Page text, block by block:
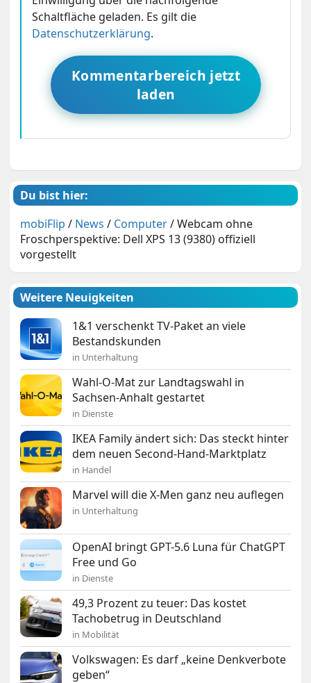
Schaltfläche geladen. Es gilt die
Datenschutzerklärung.
Kommentarbereich jetzt
laden
Du bist hier:
mobiFlip / News / Computer/Webcam ohne
Froschperspektive: Dell XPS 13 (9380) offiziell
vorgestellt
Weitere Neuigkeiten
1&1 verschenkt TV-Paket an viele
Bestandskunden
in Unterhaltung
Wahl-O-Mat zur Landtagswahl in
Sachsen-Anhalt gestartet
in Dienste
IKEA Family ändert sich: Das steckt hinter
dem neuen Second-Hand-Marktplatz
in Handel
Marvel will die X-Men ganz neu auflegen
in Unterhaltung
OpenAI bringt GPT-5.6 Luna für ChatGPT
Free und Go
in Dienste
49,3 Prozent zu teuer: Das kostet
Tachobetrug in Deutschland
in Mobilität
Volkswagen: Es darf „keine Denkverbote
geben“